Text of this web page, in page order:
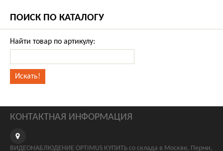
ПОИСК ПО КАТАЛОГУ
Найти товар по артикулу:
КОНТАКТНАЯ ИНФОРМАЦИЯ
ВИДЕОНАБЛЮДЕНИЕ OPTIMUS КУПИТЬ со склада в Москве, Перми,